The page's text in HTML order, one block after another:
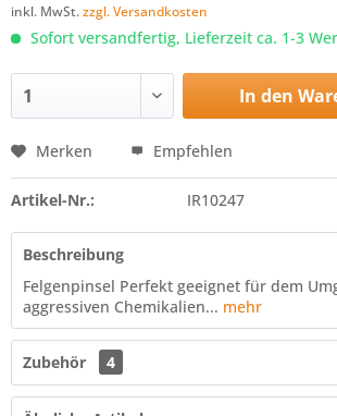
inkl. MwSt.zzgl. Versandkosten
Sofort versandfertig, Lieferzeit ca. 1-3
In den
Merken Empfehlen
Artikel-Nr.: IR10247
Beschreibung
Felgenpinsel Perfekt geeignet für dem
aggressiven Chemikalien... mehr
Zubehör 4